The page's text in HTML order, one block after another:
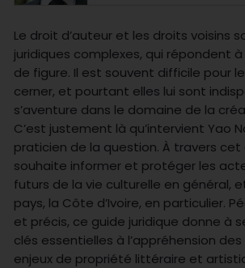
Le droit d’auteur et les droits voisins
juridiques complexes, qui répondent
de figure. Il est souvent difficile pour
cerner, et pourtant elles lui sont
s’aventure dans le domaine de la
C’est justement là qu’intervient Yao
praticien de la question. À travers cet
souhaite informer et protéger les
futurs de la vie culturelle en général,
pays, la Côte d’Ivoire, en particulier.
et précis, ce guide juridique donne à
clés essentielles à l’appréhension
enjeux de propriété littéraire et